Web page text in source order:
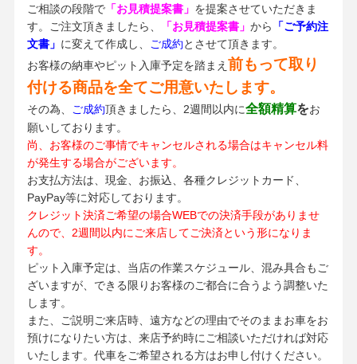
ご相談の段階で 「お見積提案書」 を提案させていただきま
す。ご注文頂きましたら、
「お見積提案書」から
「ご予約注
文書」 に変えて作成し、 ご成約とさせて頂きます。
お客様の納車やピット入庫予定を踏まえ 前もって取り
付ける商品を全てご用意いたします。
その為、 ご成約頂きましたら、2週間以内に全額精算をお
願いしております。
尚、お客様のご事情でキャンセルされる場合はキャンセル料
が発生する場合がございます。
お支払方法は、現金、お振込、各種クレジットカード、
PayPay等に対応しております。
クレジット決済ご希望の場合WEBでの決済手段がありませ
んので、2週間以内にご来店してご決済という形になりま
す。
ピット入庫予定は、当店の作業スケジュール、混み具合もご
ざいますが、できる限りお客様のご都合に合うよう調整いた
します。
また、ご説明ご来店時、遠方などの理由でそのままお車をお
預けになりたい方は、来店予約時にご相談いただければ対応
いたします。代車をご希望される方はお申し付けください。